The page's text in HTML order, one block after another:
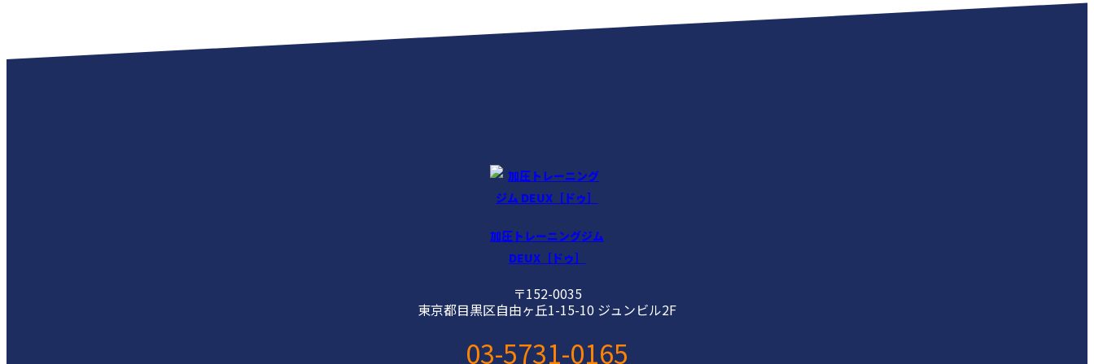
加圧トレーニングジム
DEUX［ドゥ］
〒152-0035
東京都目黒区自由ヶ丘1-15-10 ジュンビル2F
03-5731-0165